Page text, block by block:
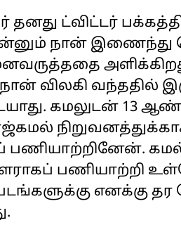
ட்விட்டர்
நான் இணைந்து
விலகி வந்ததில்
கமலுடன் 13
பணியாற்றினேன். கமல்
பணியாற்றி
எனக்கு தர